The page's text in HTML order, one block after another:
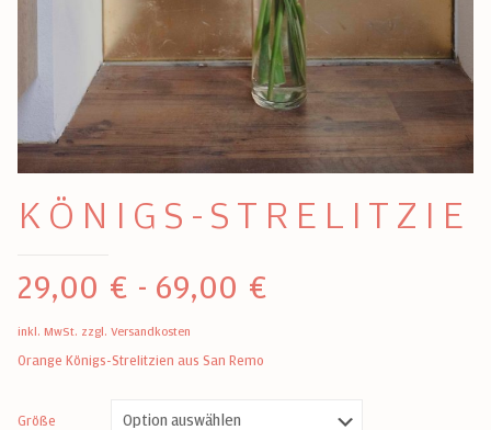
KÖNIGS-STRELITZIE
29,00 € - 69,00 €
inkl. MwSt. zzgl. Versandkosten
Orange Königs-Strelitzien aus San Remo
Größe